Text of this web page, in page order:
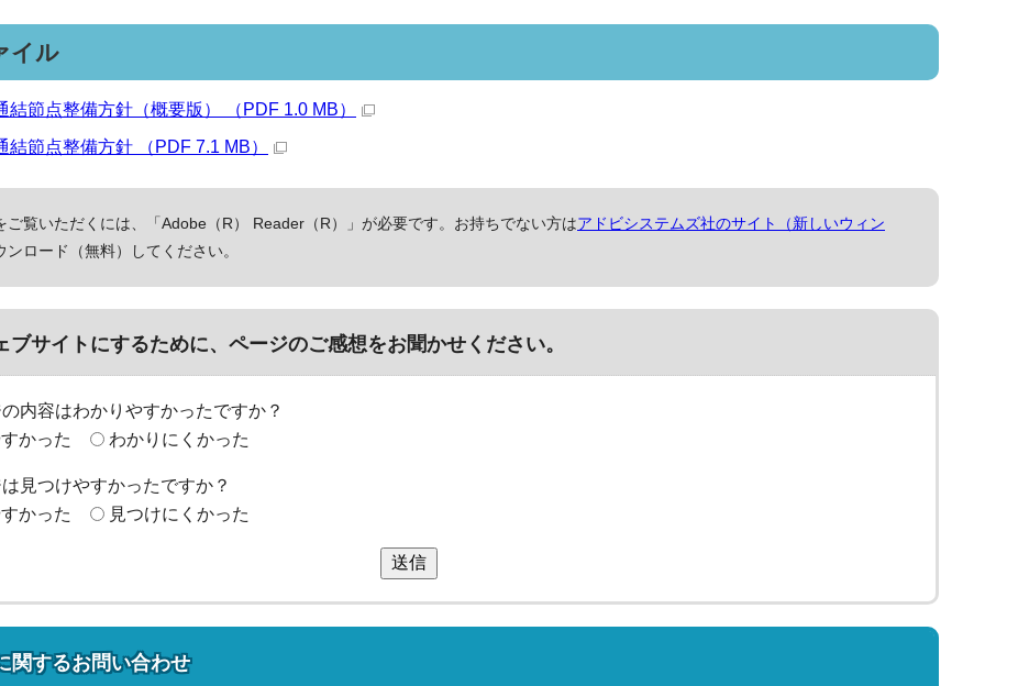
イル
結節点整備方針（概要版） （PDF 1.0 MB）
結節点整備方針 （PDF 7.1 MB）
ご覧いただくには、「Adobe（R） Reader（R）」が必要です。お持ちでない方はアドビシステムズ社のサイト（新しいウィン
ンロード（無料）してください。
ブサイトにするために、ページのご感想をお聞かせください。
内容はわかりやすかったですか？
かった
わかりにくかった
見つけやすかったですか？
かった
見つけにくかった
送信
関するお問い合わせ